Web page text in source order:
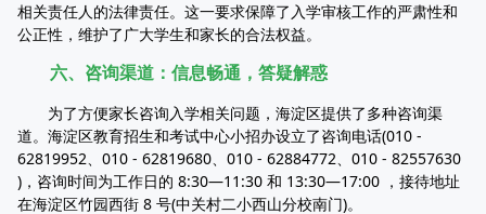
相关责任人的法律责任。这一要求保障了入学审核工作的严肃性和
公正性，维护了广大学生和家长的合法权益。
六、咨询渠道：信息畅通，答疑解惑
为了方便家长咨询入学相关问题，海淀区提供了多种咨询渠
道。海淀区教育招生和考试中心小招办设立了咨询电话(010 -
62819952、010 - 62819680、010 - 62884772、010 - 82557630
)，咨询时间为工作日的 8:30—11:30 和 13:30—17:00 ，接待地址
在海淀区竹园西街 8 号(中关村二小西山分校南门)。